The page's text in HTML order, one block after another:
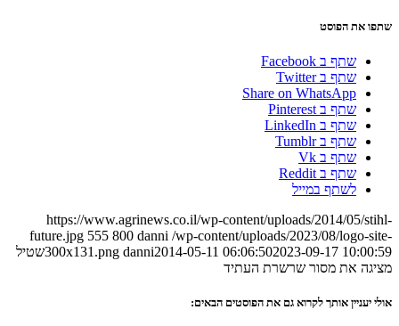
שתפו את הפוסט
שתף ב Facebook
שתף ב Twitter
Share on WhatsApp
שתף ב Pinterest
שתף ב LinkedIn
שתף ב Tumblr
שתף ב Vk
שתף ב Reddit
לשתף במייל
https://www.agrinews.co.il/wp-content/uploads/2014/05/stihl-
future.jpg 555 800 danni /wp-content/uploads/2023/08/logo-site-
300x131.png danni2014-05-11 06:06:502023-09-17 10:00:59
שטיל
מציגה את מסור שרשרת העתיד
אולי יעניין אותך לקרוא גם את הפוסטים הבאים: